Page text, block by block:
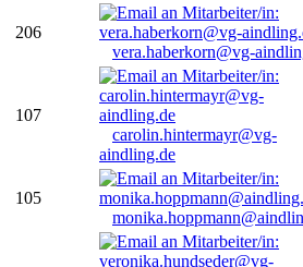
206
vera.haberkorn@vg-
107
carolin.hintermayr@vg-
aindling.de
105